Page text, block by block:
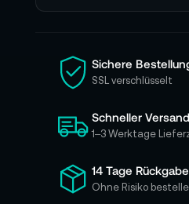
i
e
s
c
h
ü
r
u
Sichere
SSL verschlüsselt
Schneller Versand
1–3 Werktage
14 Tage
Ohne Risiko